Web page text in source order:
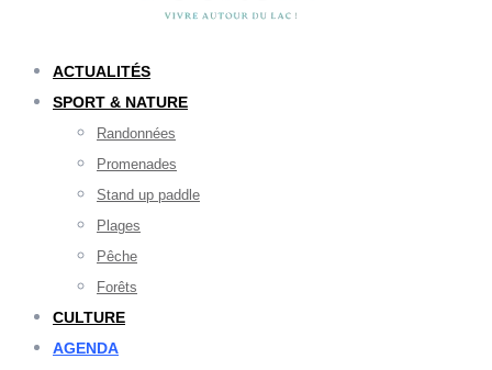
ACTUALITÉS
SPORT & NATURE
Randonnées
Promenades
Stand up paddle
Plages
Pêche
Forêts
CULTURE
AGENDA